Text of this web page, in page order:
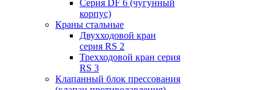
Серия DF 6 (чугунный
корпус)
Краны стальные
Двухходовой кран
серия RS 2
Трехходовой кран серия
RS 3
Клапанный блок прессования